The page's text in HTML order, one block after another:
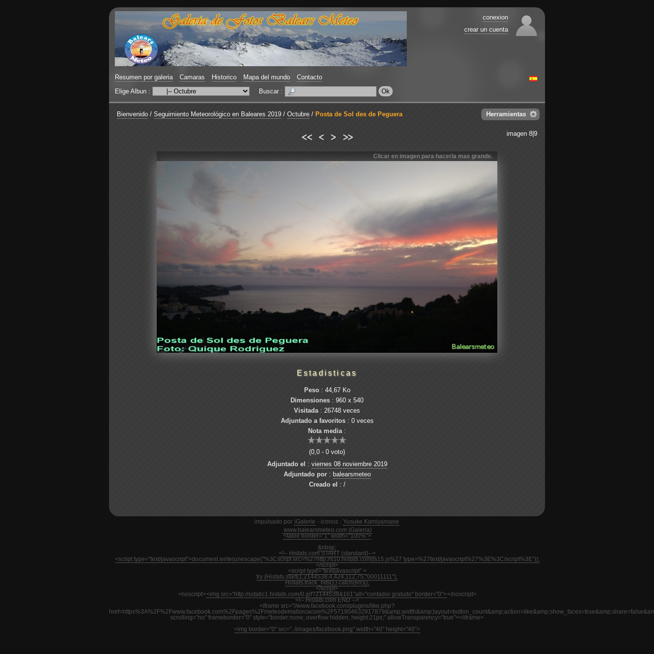
conexion
crear un cuenta
Resumen por galeria Camaras Historico Mapa del mundo
Contacto
Elige Albun :
Buscar :
Herramientas
Bienvenido / Seguimiento Meteorológico en Baleares 2019 / Octubre / Posta de Sol des de Peguera
imagen 8|9
<< < > >>
Clicar en imagen para hacerla mas grande.
Estadisticas
Peso: 44,67 Ko
Dimensiones : 960 x 540
Visitada: 26748 veces
Adjuntado a favoritos: 0 veces
Nota media:
(0,0 - 0 voto)
Adjuntado el : viernes 08 noviembre 2019
Adjuntado por: balearsmeteo
Creado el : /
impulsado por iGalerie - iconos : Yusuke Kamiyamane
www.balearsmeteo.com (Galeria)
<table border="1" width="100%">
&nbsp;
<!-- Histats.com START (standard)-->
<script type="text/javascript">document.write(unescape("%3Cscript src=%27http://s10.histats.com/js15.js%27 type=%27text/javascript%27%3E%3C/script%3E"));
</script>
<script type="text/javascript" >
try {Histats.start(1,2144538,4,424,112,75,"00011111");
Histats.track_hits();} catch(err){};
</script>
<noscript><img src="http://sstatic1.histats.com/0.gif?2144538&101"alt="contador gratuito" border="0"></noscript>
<!-- Histats.com END -->
<iframe src="//www.facebook.com/plugins/like.php?
scrolling="no" frameborder="0" style="border:none; overflow:hidden; height:21px;" allowTransparency="true"></iframe>
<img border="0" src="../images/facebook.png" width="40" height="40">